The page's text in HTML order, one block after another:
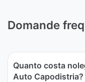
Domande
Quanto costa
Auto Capodistria?